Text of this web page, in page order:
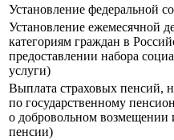
Установление федеральной
Установление ежемесячной
категориям граждан в
предоставлении набора
услуги)
Выплата страховых пенсий,
по государственному
о добровольном
пенсии)